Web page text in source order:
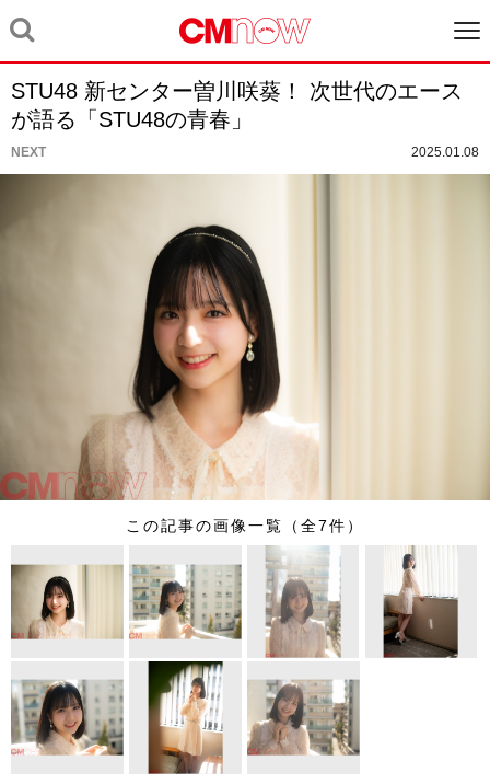
STU48 新センター曽川咲葵！ 次世代のエース
が語る「STU48の青春」
NEXT 2025.01.08
この記事の画像一覧（全7件）